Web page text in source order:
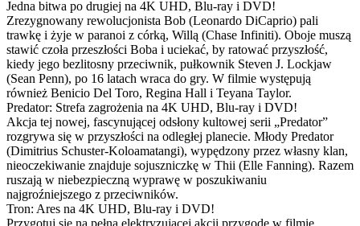
Jedna bitwa po drugiej na 4K UHD, Blu-ray i DVD!
Zrezygnowany rewolucjonista Bob (Leonardo DiCaprio) pali
trawkę i żyje w paranoi z córką, Willą (Chase Infiniti). Oboje muszą
stawić czoła przeszłości Boba i uciekać, by ratować przyszłość,
kiedy jego bezlitosny przeciwnik, pułkownik Steven J. Lockjaw
(Sean Penn), po 16 latach wraca do gry. W filmie występują
również Benicio Del Toro, Regina Hall i Teyana Taylor.
Predator: Strefa zagrożenia na 4K UHD, Blu-ray i DVD!
Akcja tej nowej, fascynującej odsłony kultowej serii „Predator”
rozgrywa się w przyszłości na odległej planecie. Młody Predator
(Dimitrius Schuster-Koloamatangi), wypędzony przez własny klan,
nieoczekiwanie znajduje sojuszniczkę w Thii (Elle Fanning). Razem
ruszają w niebezpieczną wyprawę w poszukiwaniu
najgroźniejszego z przeciwników.
Tron: Ares na 4K UHD, Blu-ray i DVD!
Przygotuj się na pełną elektryzującej akcji przygodę w filmie